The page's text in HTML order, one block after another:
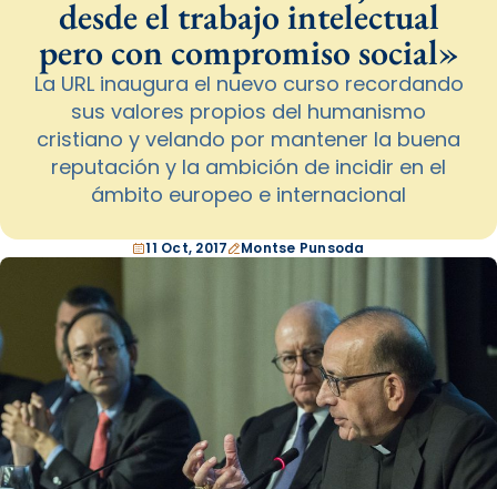
desde el trabajo intelectual
pero con compromiso social»
La URL inaugura el nuevo curso recordando
sus valores propios del humanismo
cristiano y velando por mantener la buena
reputación y la ambición de incidir en el
ámbito europeo e internacional
11 Oct, 2017 Montse Punsoda